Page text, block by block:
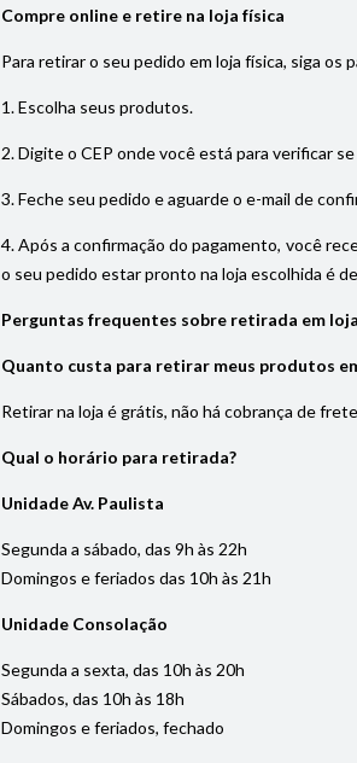
Compre online e retire na loja física
Para retirar o seu pedido em loja física, siga os
1. Escolha seus produtos.
2. Digite o CEP onde você está para verificar
3. Feche seu pedido e aguarde o e-mail de
4. Após a confirmação do pagamento, você
o seu pedido estar pronto na loja escolhida é
Perguntas frequentes sobre retirada em
Quanto custa para retirar meus produtos
Retirar na loja é grátis, não há cobrança de
Qual o horário para retirada?
Unidade Av. Paulista
Segunda a sábado, das 9h às 22h
Domingos e feriados das 10h às 21h
Unidade Consolação
Segunda a sexta, das 10h às 20h
Sábados, das 10h às 18h
Domingos e feriados, fechado